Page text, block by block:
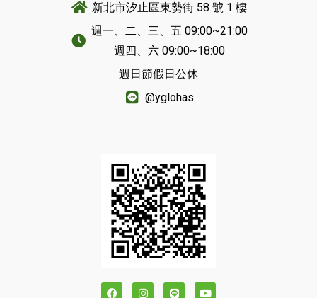
新北市汐止區東勢街 58 號 1 樓
週一、二、三、五 09:00~21:00
週四、六 09:00~18:00
週日節假日公休
@yglohas